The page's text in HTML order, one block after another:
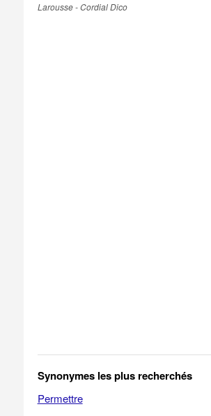
Larousse - Cordial Dico
Synonymes les plus recherchés
Permettre